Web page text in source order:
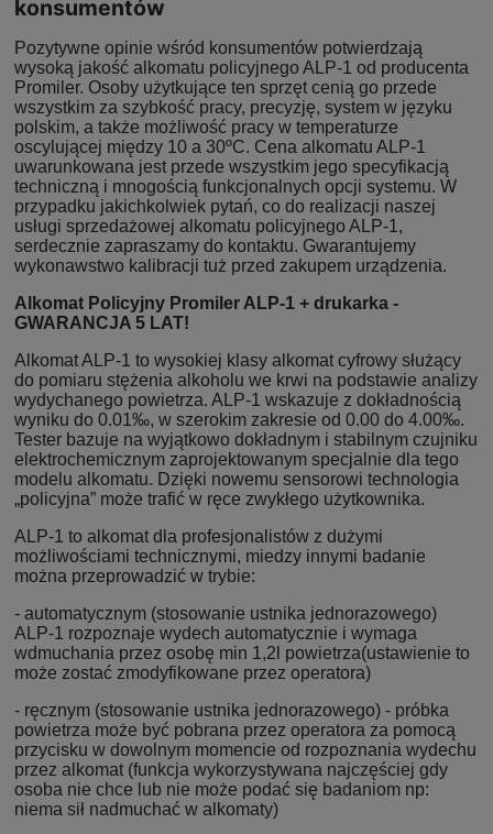
konsumentów
Pozytywne opinie wśród konsumentów potwierdzają
wysoką jakość alkomatu policyjnego ALP-1 od producenta
Promiler. Osoby użytkujące ten sprzęt cenią go przede
wszystkim za szybkość pracy, precyzję, system w języku
polskim, a także możliwość pracy w temperaturze
oscylującej między 10 a 30ºC. Cena alkomatu ALP-1
uwarunkowana jest przede wszystkim jego specyfikacją
techniczną i mnogością funkcjonalnych opcji systemu. W
przypadku jakichkolwiek pytań, co do realizacji naszej
usługi sprzedażowej alkomatu policyjnego ALP-1,
serdecznie zapraszamy do kontaktu. Gwarantujemy
wykonawstwo kalibracji tuż przed zakupem urządzenia.
Alkomat Policyjny Promiler ALP-1 + drukarka -
GWARANCJA 5 LAT!
Alkomat ALP-1 to wysokiej klasy alkomat cyfrowy służący
do pomiaru stężenia alkoholu we krwi na podstawie analizy
wydychanego powietrza. ALP-1 wskazuje z dokładnością
wyniku do 0.01‰, w szerokim zakresie od 0.00 do 4.00‰.
Tester bazuje na wyjątkowo dokładnym i stabilnym czujniku
elektrochemicznym zaprojektowanym specjalnie dla tego
modelu alkomatu. Dzięki nowemu sensorowi technologia
„policyjna” może trafić w ręce zwykłego użytkownika.
ALP-1 to alkomat dla profesjonalistów z dużymi
możliwościami technicznymi, miedzy innymi badanie
można przeprowadzić w trybie:
- automatycznym (stosowanie ustnika jednorazowego)
ALP-1 rozpoznaje wydech automatycznie i wymaga
wdmuchania przez osobę min 1,2l powietrza(ustawienie to
może zostać zmodyfikowane przez operatora)
- ręcznym (stosowanie ustnika jednorazowego) - próbka
powietrza może być pobrana przez operatora za pomocą
przycisku w dowolnym momencie od rozpoznania wydechu
przez alkomat (funkcja wykorzystywana najczęściej gdy
osoba nie chce lub nie może podać się badaniom np:
niema sił nadmuchać w alkomaty)